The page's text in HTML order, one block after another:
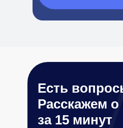
Есть
Расскажем
за 15 минут